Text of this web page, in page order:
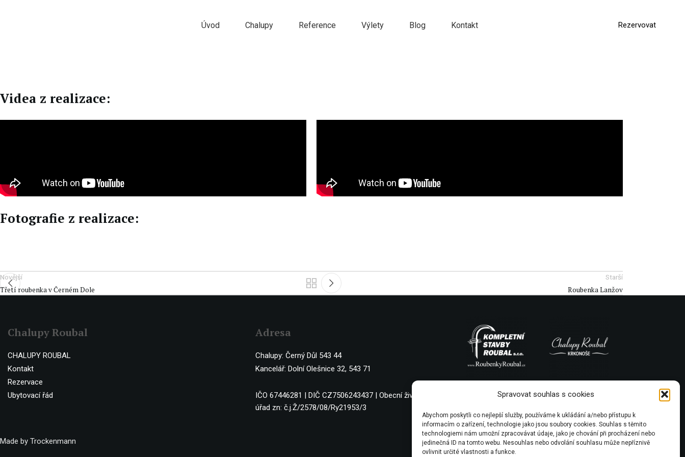
Spravovat souhlas s cookies
Abychom poskytli co nejlepší služby, používáme k ukládání a/nebo přístupu k
informacím o zařízení, technologie jako jsou soubory cookies. Souhlas s těmito
technologiemi nám umožní zpracovávat údaje, jako je chování při procházení nebo
jedinečná ID na tomto webu. Nesouhlas nebo odvolání souhlasu může nepříznivě
ovlivnit určité vlastnosti a funkce.
Úvod Chalupy Reference Výlety Blog Kontakt Rezervovat
Videa z realizace:
Fotografie z realizace:
Novější
Třetí roubenka v Černém Dole
Starší
Roubenka Lanžov
Chalupy Roubal
CHALUPY ROUBAL
Kontakt
Rezervace
Ubytovací řád
Adresa
Chalupy: Černý Důl 543 44
Kancelář: Dolní Olešnice 32, 543 71
IČO 67446281 | DIČ CZ7506243437 | Obecní živnostenský
úřad zn: č.j.Ž/2578/08/Ry21953/3
Made by Trockenmann